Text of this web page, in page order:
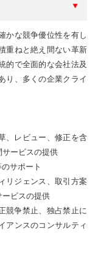
かな競争優位性を有し
重ねと絶え間ない革新
的で全面的な会社法及
り、多くの企業クライ
、レビュー、修正を含
ービスの提供
サポート
リジェンス、取引方案
ービスの提供
競争禁止、独占禁止に
アンスのコンサルティ